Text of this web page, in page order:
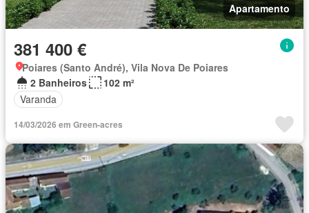
Apartamento
381 400 €
Poiares (Santo André), Vila Nova De Poiares
2 Banheiros
102 m²
Varanda
14/03/2026 em Green-acres